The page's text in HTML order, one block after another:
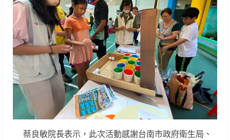
蔡良敏院長表示，此次活動感謝台南市政府衛生局、